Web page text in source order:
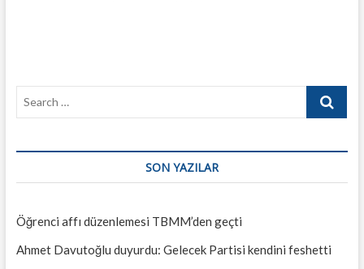
Search
SON YAZILAR
Öğrenci affı düzenlemesi TBMM’den geçti
Ahmet Davutoğlu duyurdu: Gelecek Partisi kendini feshetti